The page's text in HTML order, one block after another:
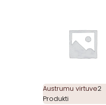
Austrumu virtuve2
Produkti